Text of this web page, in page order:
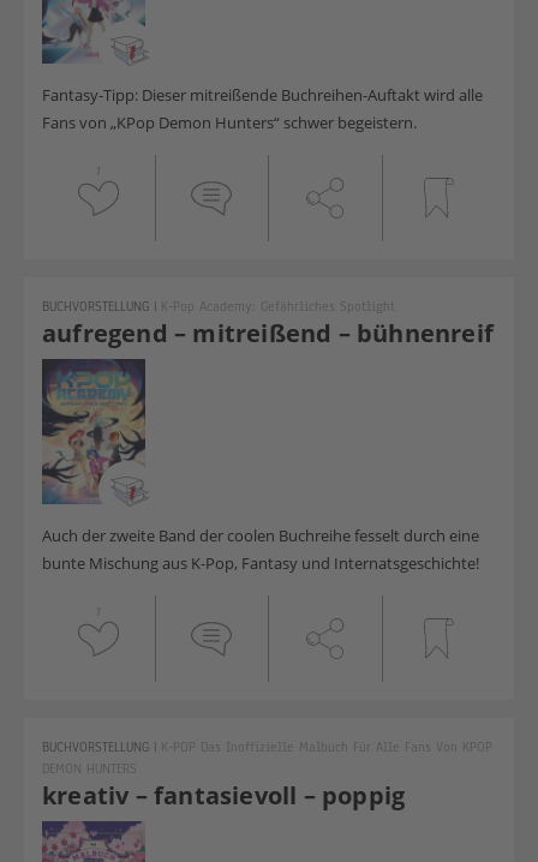
Fantasy-Tipp: Dieser mitreißende Buchreihen-Auftakt wird alle
Fans von „KPop Demon Hunters“ schwer begeistern.
1
aufregend – mitreißend – bühnenreif
BUCHVORSTELLUNG | K-Pop Academy: Gefährliches Spotlight
Auch der zweite Band der coolen Buchreihe fesselt durch eine
bunte Mischung aus K-Pop, Fantasy und Internatsgeschichte!
1
kreativ – fantasievoll – poppig
BUCHVORSTELLUNG | K-POP Das Inoffizielle Malbuch Für Alle Fans Von KPOP
DEMON HUNTERS